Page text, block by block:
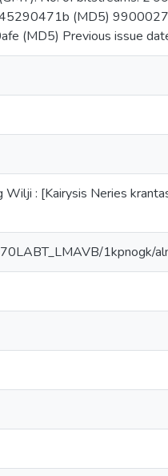
(MD5)
(MD5) Previous issue
: [Kairysis Neries